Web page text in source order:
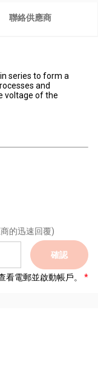
聯絡供應商
series to form a
and
voltage of the
的迅速回覆)
確認
電郵並啟動帳戶。